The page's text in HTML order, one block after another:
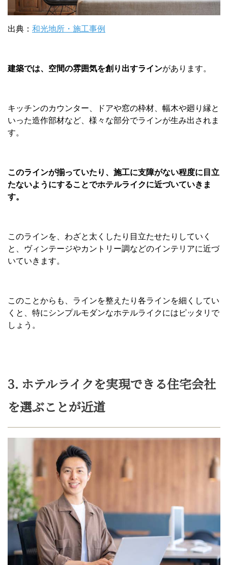
出典： 和光地所・施工事例
建築では、空間の雰囲気を創り出すラインがあります。
キッチンのカウンター、ドアや窓の枠材、幅木や廻り縁と
いった造作部材など、様々な部分でラインが生み出されま
す。
このラインが揃っていたり、施工に支障がない程度に目立
たないようにすることでホテルライクに近づいていきま
す。
このラインを、わざと太くしたり目立たせたりしていく
と、ヴィンテージやカントリー調などのインテリアに近づ
いていきます。
このことからも、ラインを整えたり各ラインを細くしてい
くと、特にシンプルモダンなホテルライクにはピッタリで
しょう。
3. ホテルライクを実現できる住宅会社
を選ぶことが近道